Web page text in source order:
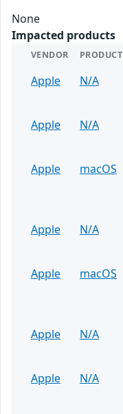
None
Impacted products
VENDOR PRODUCT
Apple N/A
Apple
N/A
Apple
macOS
Apple
N/A
Apple
macOS
Apple
N/A
Apple
N/A